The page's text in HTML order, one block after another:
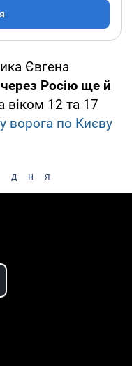
Євгена
через Росію ще й
віком 12 та 17
ворога по Києву
дня
Video